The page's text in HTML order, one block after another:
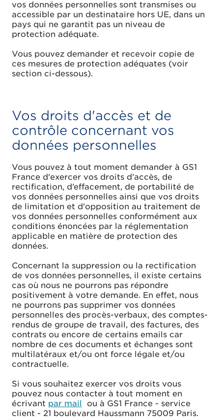
vos données personnelles sont transmises ou
accessible par un destinataire hors UE, dans un
pays qui ne garantit pas un niveau de
protection adéquate.
Vous pouvez demander et recevoir copie de
ces mesures de protection adéquates (voir
section ci-dessous).
Vos droits d'accès et de
contrôle concernant vos
données personnelles
Vous pouvez à tout moment demander à GS1
France d'exercer vos droits d’accès, de
rectification, d’effacement, de portabilité de
vos données personnelles ainsi que vos droits
de limitation et d'opposition au traitement de
vos données personnelles conformément aux
conditions énoncées par la réglementation
applicable en matière de protection des
données.
Concernant la suppression ou la rectification
de vos données personnelles, il existe certains
cas où nous ne pourrons pas répondre
positivement à votre demande. En effet, nous
ne pourrons pas supprimer vos données
personnelles des procès-verbaux, des comptes-
rendus de groupe de travail, des factures, des
contrats ou encore de certains emails car
nombre de ces documents et échanges sont
multilatéraux et/ou ont force légale et/ou
contractuelle.
Si vous souhaitez exercer vos droits vous
pouvez nous contacter à tout moment en
écrivant par mail
ou à GS1 France - service
client - 21 boulevard Haussmann 75009 Paris.